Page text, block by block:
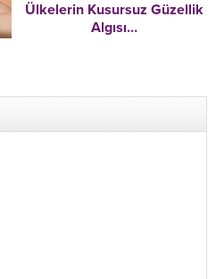
Ülkelerin Kusursuz Güzellik
Algısı…